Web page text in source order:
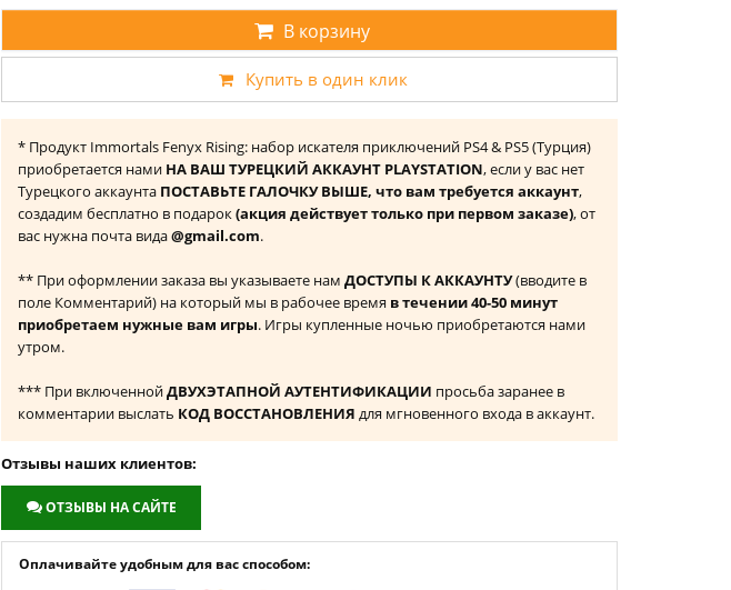
В корзину
Купить в один клик
* Продукт Immortals Fenyx Rising: набор искателя приключений PS4 & PS5 (Турция)
приобретается нами НА ВАШ ТУРЕЦКИЙ АККАУНТ PLAYSTATION, если у вас нет
Турецкого аккаунта ПОСТАВЬТЕ ГАЛОЧКУ ВЫШЕ, что вам требуется аккаунт,
создадим бесплатно в подарок(акция действует только при первом заказе), от
вас нужна почта вида@gmail.com.
** При оформлении заказа вы указываете нам ДОСТУПЫ К АККАУНТУ(вводите в
поле Комментарий) на который мы в рабочее время в течении 40-50 минут
приобретаем нужные вам игры. Игры купленные ночью приобретаются нами
утром.
*** При включеннойДВУХЭТАПНОЙ АУТЕНТИФИКАЦИИ просьба заранее в
комментарии выслать КОД ВОССТАНОВЛЕНИЯ для мгновенного входа в аккаунт.
Отзывы наших клиентов:
ОТЗЫВЫ НА САЙТЕ
Оплачивайте удобным для вас способом: